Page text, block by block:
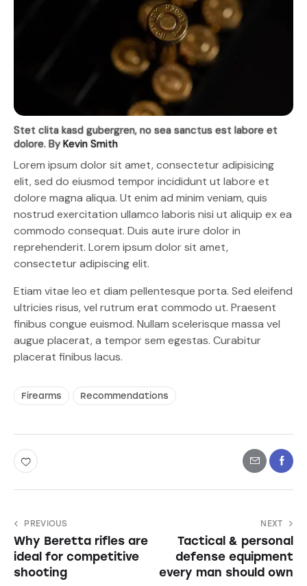
Stet clita kasd gubergren, no sea sanctus est labore et
dolore. ByKevin Smith
Lorem ipsum dolor sit amet, consectetur adipisicing
elit, sed do eiusmod tempor incididunt ut labore et
dolore magna aliqua. Ut enim ad minim veniam, quis
nostrud exercitation ullamco laboris nisi ut aliquip ex ea
commodo consequat. Duis aute irure dolor in
reprehenderit. Lorem ipsum dolor sit amet,
consectetur adipiscing elit.
Etiam vitae leo et diam pellentesque porta. Sed eleifend
ultricies risus, vel rutrum erat commodo ut. Praesent
finibus congue euismod. Nullam scelerisque massa vel
augue placerat, a tempor sem egestas. Curabitur
placerat finibus lacus.
Firearms Recommendations
PREVIOUS
Why Beretta rifles are
ideal for competitive
shooting
NEXT
Tactical & personal
defense equipment
every man should own